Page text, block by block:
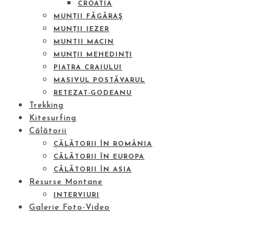
CROATIA
MUNȚII FĂGĂRAŞ
MUNȚII IEZER
MUNTII MACIN
MUNŢII MEHEDINŢI
PIATRA CRAIULUI
MASIVUL POSTĂVARUL
RETEZAT-GODEANU
Trekking
Kitesurfing
Călătorii
CĂLĂTORII ÎN ROMÂNIA
CĂLĂTORII ÎN EUROPA
CĂLĂTORII ÎN ASIA
Resurse Montane
INTERVIURI
Galerie Foto-Video